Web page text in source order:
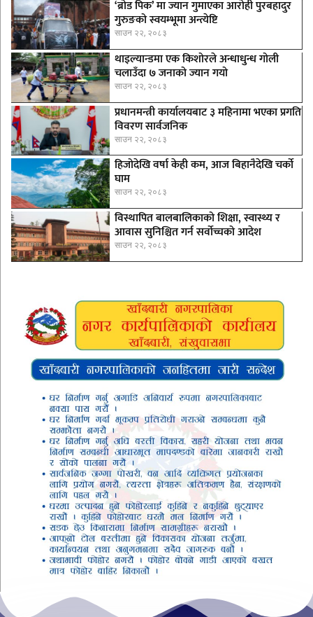
‘ब्रोड पिक’ मा ज्यान गुमाएका आराेही पुरबहादुर
गुरुङको स्वयम्भूमा अन्त्येष्टि
साउन २२, २०८३
थाइल्यान्डमा एक किशोरले अन्धाधुन्ध गोली
चलाउँदा ७ जनाको ज्यान गयो
साउन २२, २०८३
प्रधानमन्त्री कार्यालयबाट ३ महिनामा भएका प्रगति
विवरण सार्वजनिक
साउन २२, २०८३
हिजोदेखि वर्षा केही कम, आज बिहानैदेखि चर्को
घाम
साउन २२, २०८३
विस्थापित बालबालिकाको शिक्षा, स्वास्थ्य र
आवास सुनिश्चित गर्न सर्वोच्चको आदेश
साउन २२, २०८३